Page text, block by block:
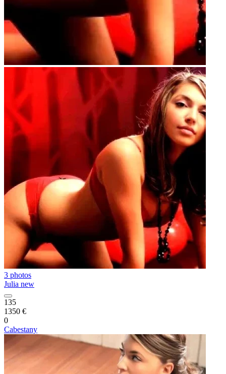
3 photos
Julia new
135
1350 €
0
Cabestany